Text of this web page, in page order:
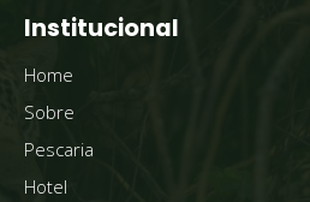
Institucional
Home
Sobre
Pescaria
Hotel